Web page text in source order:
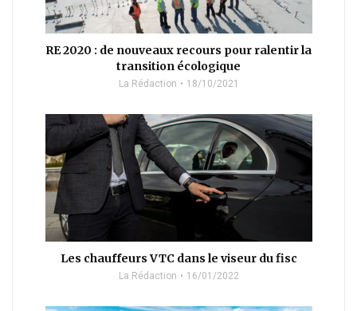
RE 2020 : de nouveaux recours pour ralentir la
transition écologique
La Rédaction 18/10/2021
Les chauffeurs VTC dans le viseur du fisc
La Rédaction 16/01/2022